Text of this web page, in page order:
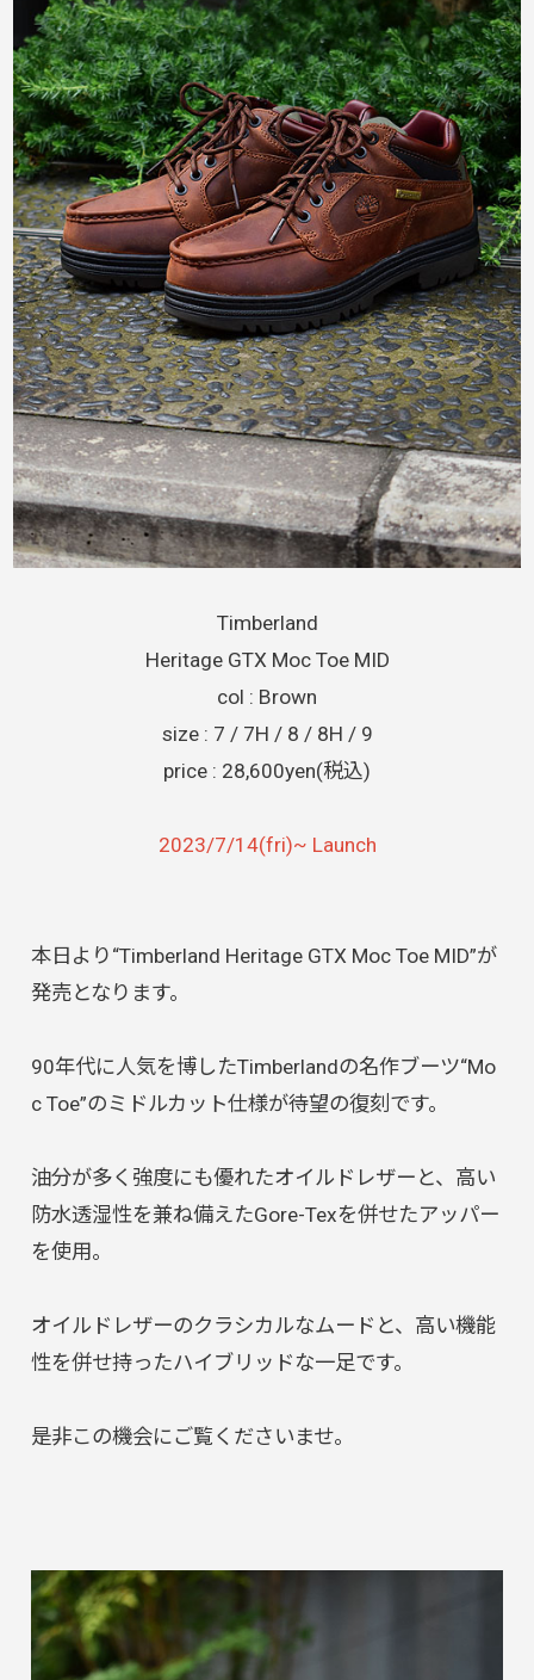
Timberland
Heritage GTX Moc Toe MID
col : Brown
size : 7 / 7H / 8 / 8H / 9
price : 28,600yen(税込)
2023/7/14(fri)~ Launch
本日より“Timberland Heritage GTX Moc Toe MID”が
発売となります。
90年代に人気を博したTimberlandの名作ブーツ“Mo
c Toe”のミドルカット仕様が待望の復刻です。
油分が多く強度にも優れたオイルドレザーと、高い
防水透湿性を兼ね備えたGore-Texを併せたアッパー
を使用。
オイルドレザーのクラシカルなムードと、高い機能
性を併せ持ったハイブリッドな一足です。
是非この機会にご覧くださいませ。